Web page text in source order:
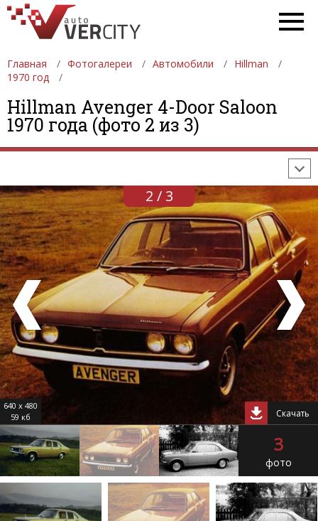
Главная Фотогалереи Автомобили
Hillman
1970 год
Hillman Avenger 4-Door Saloon
1970 года (фото 2 из 3)
ФОТОГАЛЕРЕИ АВТОМОБИЛИ
ДЕВУШКИ
АВТОСАЛОНЫ
ФОРМУЛА-1
2 / 3
640 x 480
59 кб
Скачать
3
фото